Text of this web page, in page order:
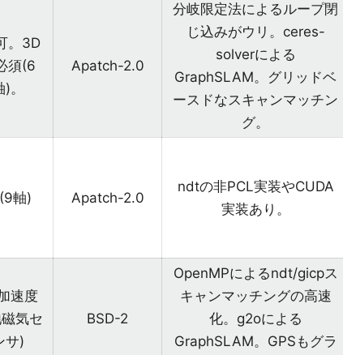
。3D
須(6
。
Apatch-2.0
分岐限定法によるループ閉
じ込みがウリ。ceres-
solverによる
GraphSLAM。グリッドベ
ースドなスキャンマッチン
グ。
軸) Apatch-2.0
ndtの非PCL実装やCUDA
実装あり。
速度
気セ
サ)
BSD-2
OpenMPによるndt/gicpス
キャンマッチングの高速
化。g2oによる
GraphSLAM。GPSもグラ